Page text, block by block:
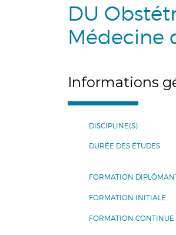
DU
Médecine
Informations
DISCIPLINE(S)
DURÉE DES ÉTUDES
FORMATION
FORMATION INITIALE
FORMATION CONTINUE